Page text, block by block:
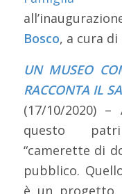
Bosco, a cura
UN MUSEO
RACCONTA IL
(17/10/2020)
questo
“camerette di
pubblico.
è un progetto